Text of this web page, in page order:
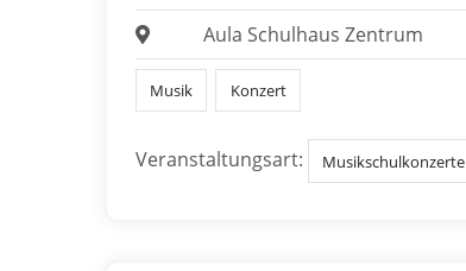
Aula Schulhaus Zentrum
Musik Konzert
Veranstaltungsart: Musikschulkonzerte